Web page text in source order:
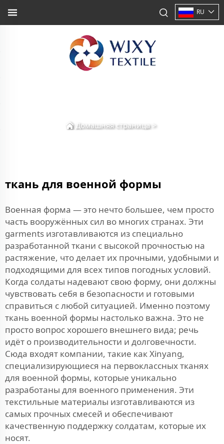
RU
Домашняя страница>
ткань для военной формы
Военная форма — это нечто большее, чем просто
часть вооружённых сил во многих странах. Эти
garments изготавливаются из специально
разработанной ткани с высокой прочностью на
растяжение, что делает их прочными, удобными и
подходящими для всех типов погодных условий.
Когда солдаты надевают свою форму, они должны
чувствовать себя в безопасности и готовыми
справиться с любой ситуацией. Именно поэтому
ткань военной формы настолько важна. Это не
просто вопрос хорошего внешнего вида; речь
идёт о производительности и долговечности.
Сюда входят компании, такие как Xinyang,
специализирующиеся на первоклассных тканях
для военной формы, которые уникально
разработаны для военного применения. Эти
текстильные материалы изготавливаются из
самых прочных смесей и обеспечивают
качественную поддержку солдатам, которые их
носят.